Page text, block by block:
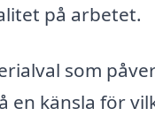
på arbetet.
som
känsla för